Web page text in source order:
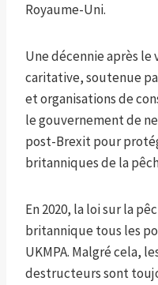
Royaume-Uni.
Une décennie après
caritative, soutenue
et organisations de
le gouvernement de
post-Brexit pour
britanniques de la
En 2020, la loi sur la
britannique tous les
UKMPA. Malgré cela,
destructeurs sont